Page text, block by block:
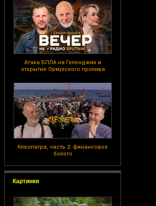
Атака БПЛА на Геленджик и
открытие Ормузского пролива
Клеопатра, часть 2: финансовое
болото
Картинки